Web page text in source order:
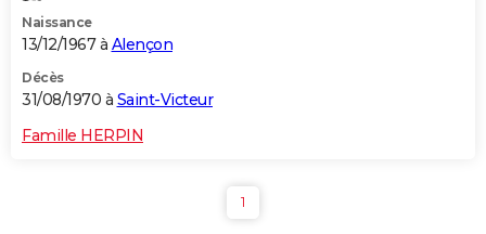
Naissance
13/12/1967 à Alençon
Décès
31/08/1970 à Saint-Victeur
Famille HERPIN
1